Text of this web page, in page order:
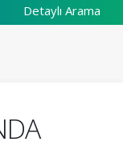
Detaylı Arama